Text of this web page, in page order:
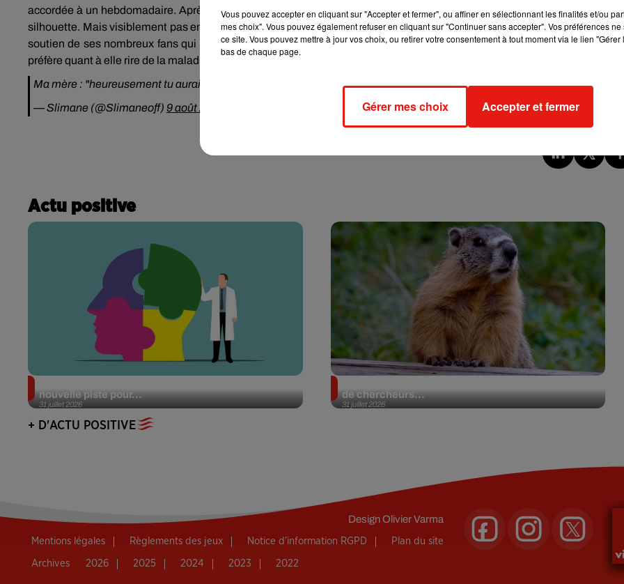
accordée à un hebdomadaire. Après des années de régime strict, Slimane commence donc à peine à assumer sa
silhouette. Mais visiblement pas encore assez pour oser se montrer très peu vêtu sur la toile. Il peut toutefois compter
soutien de ses nombreux fans qui ont tenu à le féliciter pour son impressionnante perte de poids. De son côté, sa
préfère quant à elle rire de la maladresse de son fiston…
Ma mère : "heureusement tu aurais pu être en boxer du marché ! " �x€x€x€xÂ
— Slimane (@Slimaneoff) 9 août 2017
Actu positive
31 juillet 2026
nouvelle piste pour...
31 juillet 2026
de chercheurs...
+ D'ACTU POSITIVE
DesignOlivier Varma
Mentions légales Règlements des jeux Notice d’information RGPD Plan du site
Archives 2026 2025 2024 2023 2022
Vous pouvez accepter en cliquant sur "Accepter et fermer", ou affiner en sélectionnant les finalités et/ou
mes choix". Vous pouvez également refuser en cliquant sur "Continuer sans accepter". Vos préférences
ce site. Vous pouvez mettre à jour vos choix, ou retirer votre consentement à tout moment via le lien
bas de chaque page.
Gérer mes choix Accepter et fermer